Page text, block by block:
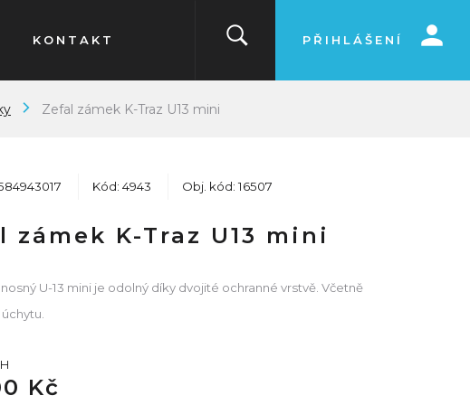
KONTAKT PŘIHLÁŠENÍ
Zefal zámek K-Traz U13 mini
Kód: 4943 Obj. kód: 16507
zámek K-Traz U13 mini
U-13 mini je odolný díky dvojité ochranné vrstvě. Včetně
Kč